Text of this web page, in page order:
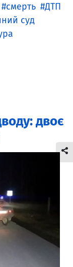
смерть
ДТП
суд
двоє